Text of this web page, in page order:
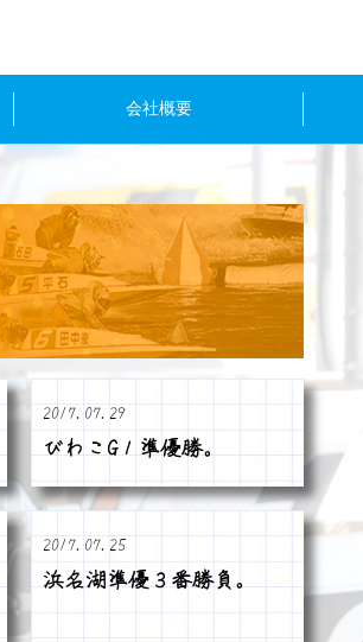
会社概要
2017.07.29
びわこG１準優勝。
2017.07.25
浜名湖準優３番勝負。